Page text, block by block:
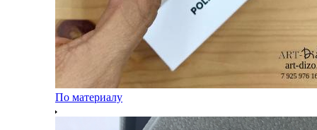
По материалу